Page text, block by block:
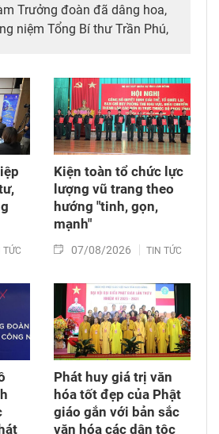
Trưởng đoàn đã dâng hoa,
niệm Tổng Bí thư Trần Phú,
thông tin hài cốt liệt sĩ tại
Riêng, phường Hòa Hưng,
Minh.
TỨC
Kiện toàn tổ chức lực
lượng vũ trang theo
hướng "tinh, gọn,
mạnh"
07/08/2026 TIN TỨC
Phát huy giá trị văn
hóa tốt đẹp của Phật
giáo gắn với bản sắc
văn hóa các dân tộc